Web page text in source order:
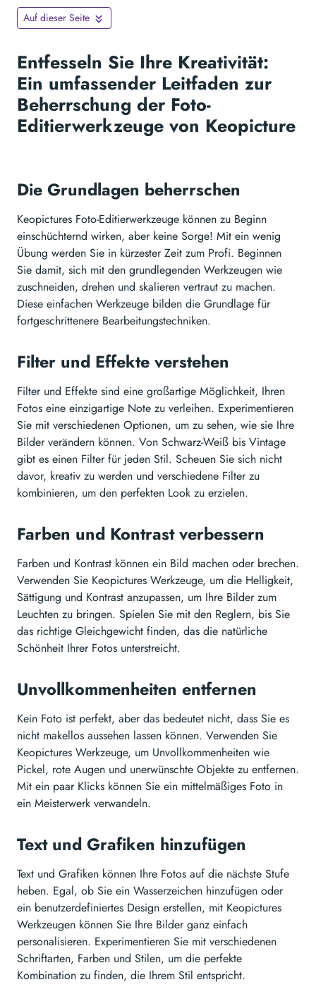
Auf dieser Seite
Entfesseln Sie Ihre Kreativität:
Ein umfassender Leitfaden zur
Beherrschung der Foto-
Editierwerkzeuge von Keopicture
Die Grundlagen beherrschen
Keopictures Foto-Editierwerkzeuge können zu Beginn
einschüchternd wirken, aber keine Sorge! Mit ein wenig
Übung werden Sie in kürzester Zeit zum Profi. Beginnen
Sie damit, sich mit den grundlegenden Werkzeugen wie
zuschneiden, drehen und skalieren vertraut zu machen.
Diese einfachen Werkzeuge bilden die Grundlage für
fortgeschrittenere Bearbeitungstechniken.
Filter und Effekte verstehen
Filter und Effekte sind eine großartige Möglichkeit, Ihren
Fotos eine einzigartige Note zu verleihen. Experimentieren
Sie mit verschiedenen Optionen, um zu sehen, wie sie Ihre
Bilder verändern können. Von Schwarz-Weiß bis Vintage
gibt es einen Filter für jeden Stil. Scheuen Sie sich nicht
davor, kreativ zu werden und verschiedene Filter zu
kombinieren, um den perfekten Look zu erzielen.
Farben und Kontrast verbessern
Farben und Kontrast können ein Bild machen oder brechen.
Verwenden Sie Keopictures Werkzeuge, um die Helligkeit,
Sättigung und Kontrast anzupassen, um Ihre Bilder zum
Leuchten zu bringen. Spielen Sie mit den Reglern, bis Sie
das richtige Gleichgewicht finden, das die natürliche
Schönheit Ihrer Fotos unterstreicht.
Unvollkommenheiten entfernen
Kein Foto ist perfekt, aber das bedeutet nicht, dass Sie es
nicht makellos aussehen lassen können. Verwenden Sie
Keopictures Werkzeuge, um Unvollkommenheiten wie
Pickel, rote Augen und unerwünschte Objekte zu entfernen.
Mit ein paar Klicks können Sie ein mittelmäßiges Foto in
ein Meisterwerk verwandeln.
Text und Grafiken hinzufügen
Text und Grafiken können Ihre Fotos auf die nächste Stufe
heben. Egal, ob Sie ein Wasserzeichen hinzufügen oder
ein benutzerdefiniertes Design erstellen, mit Keopictures
Werkzeugen können Sie Ihre Bilder ganz einfach
personalisieren. Experimentieren Sie mit verschiedenen
Schriftarten, Farben und Stilen, um die perfekte
Kombination zu finden, die Ihrem Stil entspricht.